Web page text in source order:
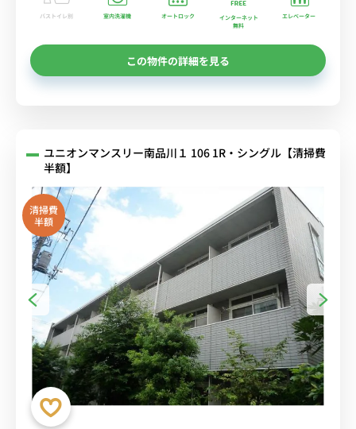
バストイレ別 室内洗濯機 オートロック
インターネット
無料
エレベーター
この物件の詳細を見る
ユニオンマンスリー南品川１ 106 1R・シングル【清掃費
半額】
清掃費
半額